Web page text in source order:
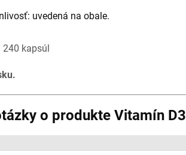
uvedená na obale.
240 kapsúl
o produkte Vitamín